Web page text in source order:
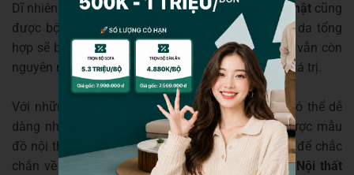
Dĩ nhiên, sự khác biệt của da giả vàsofa văng da thật cũng
được bộc lộ sau một thời gian sử dụng. Các loại da tổng
hợp sẽ bị nổ da và bong gần hết trong khi da thật vẫn còn
nguyên như mới, dùng càng lâu càng bóng và có giá trị.
Với những cách nhận biết trên hy vọng các bạn có thể dễ
dàng nhận biết được
sofa văng da thậtđể có được mẫu
đồ nội thất hoàn hảo nhất cho gia đình. Ngoài ra, để chắc
chắn về chất lượng sofa, các bạn có thể đến với Nội thất